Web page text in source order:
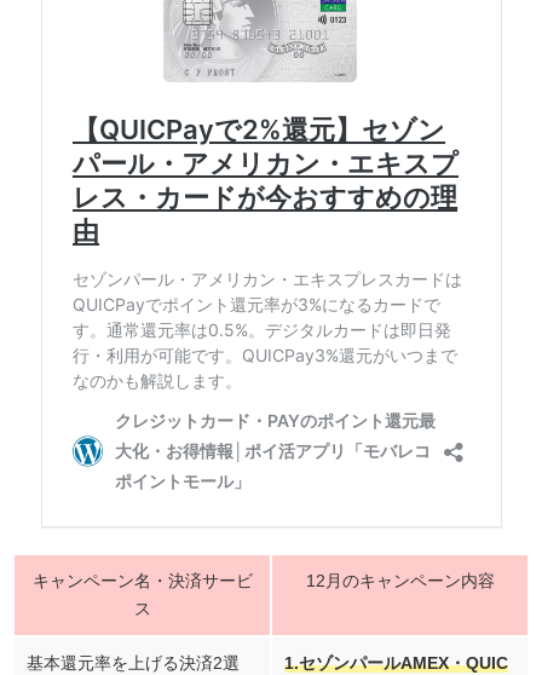
キャンペーン名・決済サービ
ス
12月のキャンペーン内容
基本還元率を上げる決済2選
1.セゾンパールAMEX・QUIC